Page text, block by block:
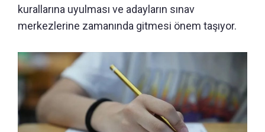
kurallarına uyulması ve adayların sınav
merkezlerine zamanında gitmesi önem taşıyor.